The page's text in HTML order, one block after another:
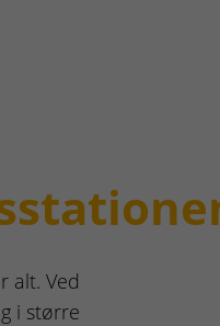
alt. Ved
i større